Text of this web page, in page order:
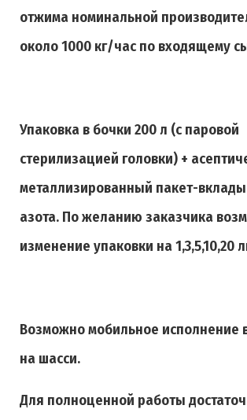
отжима номинальной
около 1000 кг/час по входящему
Упаковка в бочки 200 л (с паровой
стерилизацией головки) +
металлизированный пакет-
азота. По желанию заказчика
изменение упаковки на 1,3,5,10,20
Возможно мобильное исполнение
на шасси.
Для полноценной работы